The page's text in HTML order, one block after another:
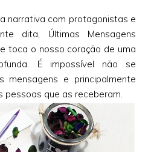
narrativa com protagonistas e
dita, Últimas Mensagens
toca o nosso coração de uma
É impossível não se
mensagens e principalmente
que as receberam.